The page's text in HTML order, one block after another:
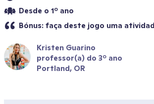
Desde o 1º ano
Bónus: faça deste jogo uma
Kristen Guarino
professor(a) do 3º ano
Portland, OR